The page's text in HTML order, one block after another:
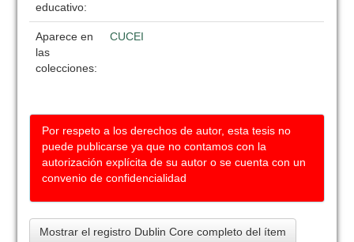
educativo:
Aparece en
las
colecciones:
CUCEI
Por respeto a los derechos de autor, esta tesis no
puede publicarse ya que no contamos con la
autorización explícita de su autor o se cuenta con un
convenio de confidencialidad
Mostrar el registro Dublin Core completo del ítem